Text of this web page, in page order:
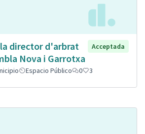
director d'arbrat
Nova i Garrotxa
Acceptada
Espacio Público 0 3